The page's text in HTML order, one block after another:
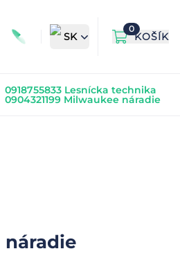
SK
0
KOŠÍK
0918755833 Lesnícka technika
0904321199 Milwaukee náradie
náradie